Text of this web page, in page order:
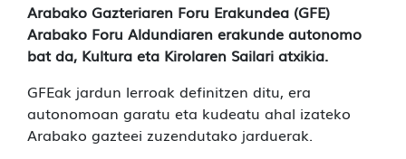
Arabako Gazteriaren Foru Erakundea (GFE)
Arabako Foru Aldundiaren erakunde autonomo
bat da, Kultura eta Kirolaren Sailari atxikia.
GFEak jardun lerroak definitzen ditu, era
autonomoan garatu eta kudeatu ahal izateko
Arabako gazteei zuzendutako jarduerak.